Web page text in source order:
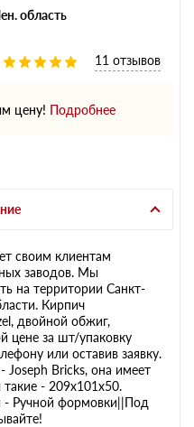
область
11 отзывов
цену! Подробнее
своим клиентам
заводов. Мы
на территории Санкт-
Кирпич
двойной обжиг,
цене за шт/упаковку
или оставив заявку.
Bricks, она имеет
- 209х101х50.
- Ручной формовки||Под